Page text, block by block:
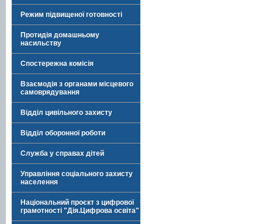
Режим підвищеної готовності
Протидія домашньому
насильству
Спостережна комісія
Взаємодія з органами місцевого
самоврядування
Відділ цивільного захисту
Відділ оборонної роботи
Служба у справах дітей
Управління соціального захисту
населення
Національний проєкт з цифрової
грамотності "Дія.Цифрова освіта"